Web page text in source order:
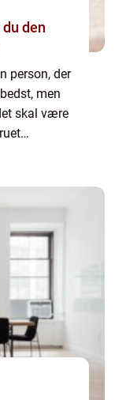
person, der
men
skal være